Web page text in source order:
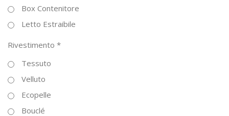
Box Contenitore
Letto Estraibile
Rivestimento *
Tessuto
Velluto
Ecopelle
Bouclé